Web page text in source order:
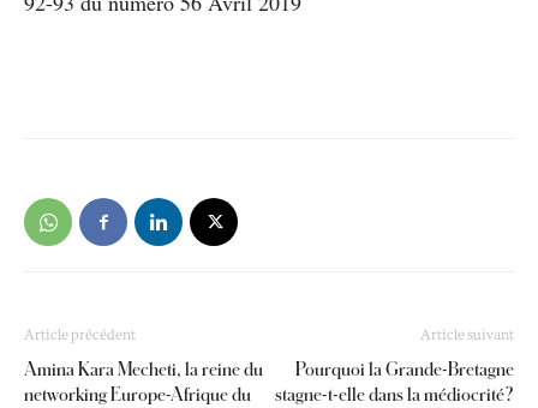
Article précédent
Amina Kara Mecheti, la reine du
networking Europe-Afrique du
Article suivant
Pourquoi la Grande-Bretagne
stagne-t-elle dans la médiocrité ?